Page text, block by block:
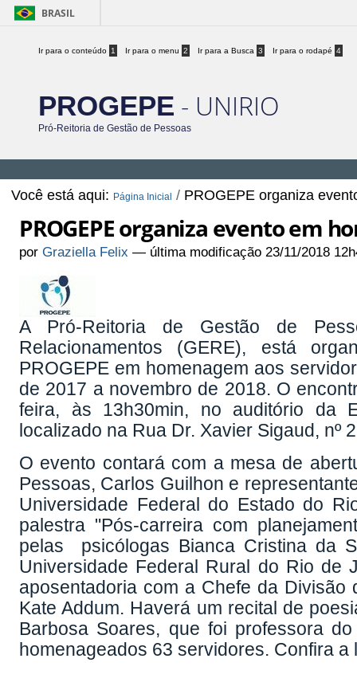
BRASIL
Ir para o conteúdo 1 Ir para o menu 2 Ir para a Busca 3 Ir para o rodapé 4
PROGEPE - UNIRIO
Pró-Reitoria de Gestão de Pessoas
Você está aqui: Página Inicial / PROGEPE organiza
PROGEPE organiza evento em
porGraziella Felix — última modificação 23/11/2018
A Pró-Reitoria de Gestão de
Relacionamentos (GERE), está
PROGEPE em homenagem aos
de 2017 a novembro de 2018. O
feira, às 13h30min, no auditório da
localizado na Rua Dr. Xavier Sigaud, nº
O evento contará com a mesa de
Pessoas, Carlos Guilhon e
Universidade Federal do Estado do
palestra "Pós-carreira com
pelas psicólogas Bianca Cristina da
Universidade Federal Rural do Rio de
aposentadoria com a Chefe da
Kate Addum. Haverá um recital de
Barbosa Soares, que foi professora
homenageados 63 servidores. Confira a